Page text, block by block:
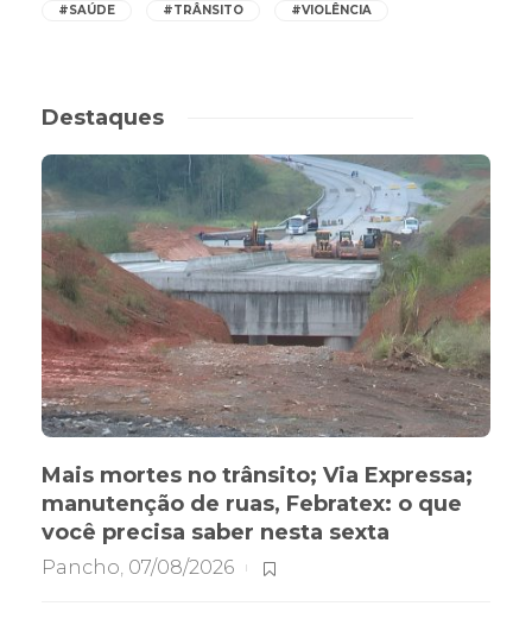
#SAÚDE #TRÂNSITO #VIOLÊNCIA
Destaques
Mais mortes no trânsito; Via Expressa;
manutenção de ruas, Febratex: o que
você precisa saber nesta sexta
Pancho, 07/08/2026